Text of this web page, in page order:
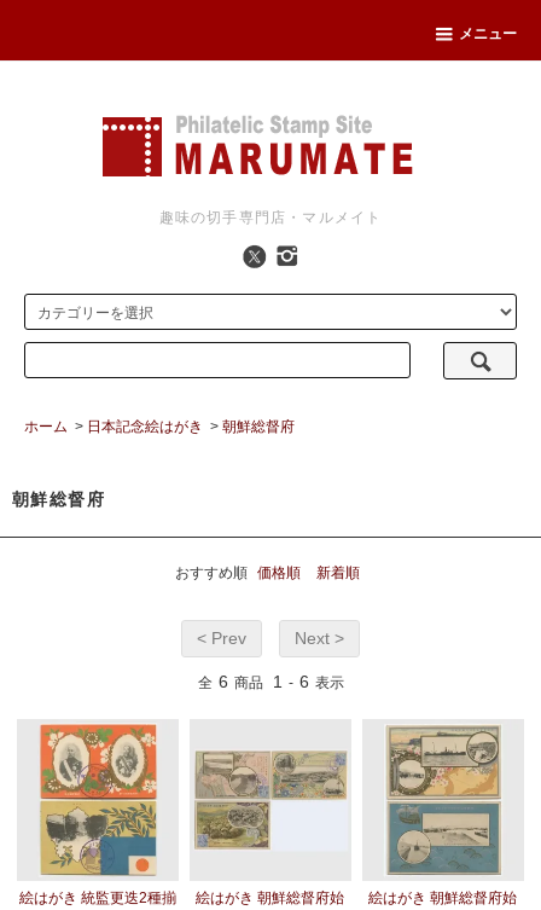
メニュー
趣味の切手専門店・マルメイト
ホーム > 日本記念絵はがき > 朝鮮総督府
朝鮮総督府
おすすめ順 価格順 新着順
< Prev Next >
全 6 商品 1 - 6 表示
絵はがき 統監更迭2種揃
絵はがき 朝鮮総督府始
絵はがき 朝鮮総督府始